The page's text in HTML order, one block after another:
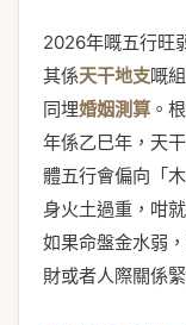
2026年嘅五行旺
其係天干地支嘅
同埋婚姻測算 。
年係乙巳年，天
體五行會偏向「
身火土過重，咁
如果命盤金水弱
財或者人際關係緊